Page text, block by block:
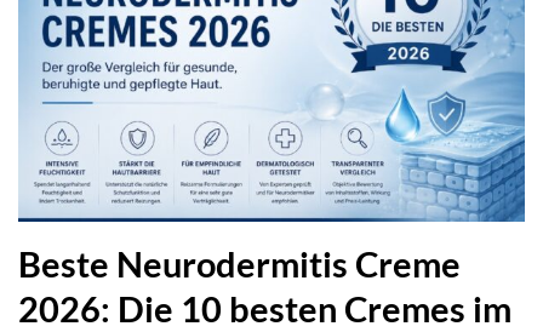
Beste Neurodermitis Creme
2026: Die 10 besten Cremes im